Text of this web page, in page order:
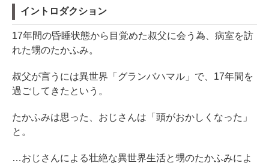
イントロダクション
17年間の昏睡状態から目覚めた叔父に会う為、病室を訪
れた甥のたかふみ。
叔父が言うには異世界「グランバハマル」で、17年間を
過ごしてきたという。
たかふみは思った、おじさんは「頭がおかしくなった」
と。
…おじさんによる壮絶な異世界生活と甥のたかふみによ